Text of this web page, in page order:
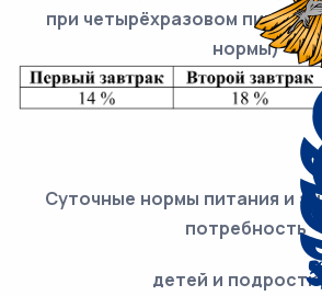
при четырёхразовом
нормы)
Суточные нормы питания и
потребность
детей и